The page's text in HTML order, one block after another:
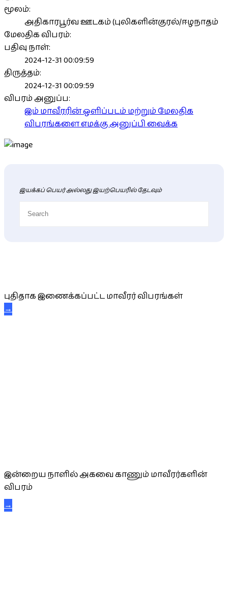
மூலம்:
அதிகாரபூர்வ ஊடகம் (புலிகளின்குரல்/ஈழநாதம்
மேலதிக விபரம்:
பதிவு நாள்:
2024-12-31 00:09:59
திருத்தம்:
2024-12-31 00:09:59
விபரம் அனுப்ப:
இம் மாவீரரின் ஒளிப்படம் மற்றும் மேலதிக
விபரங்களை எமக்கு அனுப்பி வைக்க
இயக்கப் பெயர் அல்லது இயற்பெயரில் தேடவும்
புதிதாக இணைக்கப்பட்ட மாவீரர் விபரங்கள்
→
இன்றைய நாளில் அகவை காணும் மாவீரர்களின்
விபரம்
→